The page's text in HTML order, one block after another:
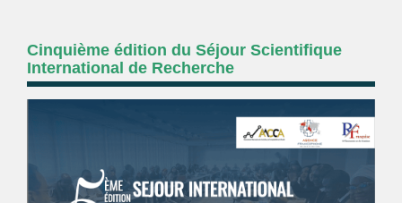
Cinquième édition du Séjour Scientifique
International de Recherche